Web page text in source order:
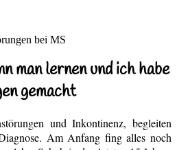
man lernen und ich habe
gemacht
und Inkontinenz, begleiten
Am Anfang fing alles noch